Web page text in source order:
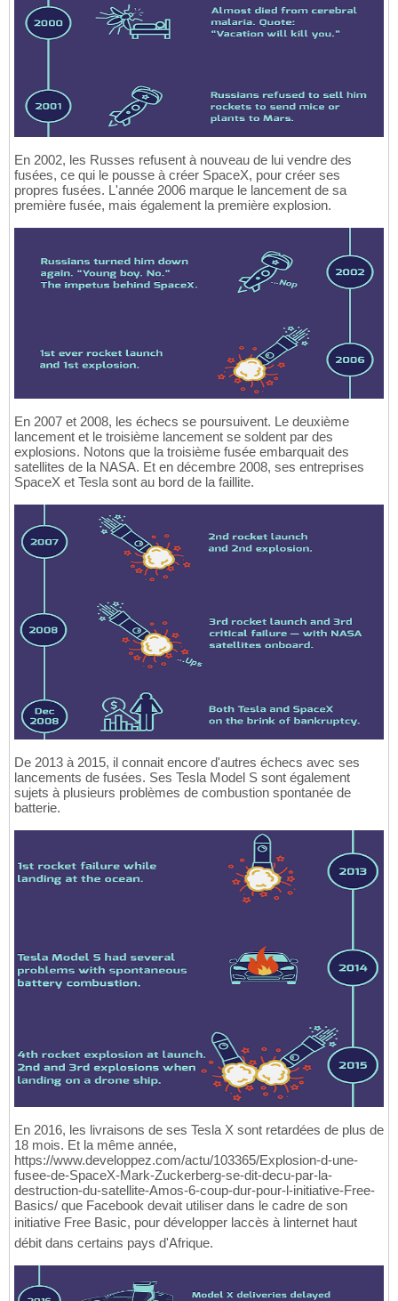
En 2002, les Russes refusent à nouveau de lui vendre des
fusées, ce qui le pousse à créer SpaceX, pour créer ses
propres fusées. L'année 2006 marque le lancement de sa
première fusée, mais également la première explosion.
En 2007 et 2008, les échecs se poursuivent. Le deuxième
lancement et le troisième lancement se soldent par des
explosions. Notons que la troisième fusée embarquait des
satellites de la NASA. Et en décembre 2008, ses entreprises
SpaceX et Tesla sont au bord de la faillite.
De 2013 à 2015, il connait encore d'autres échecs avec ses
lancements de fusées. Ses Tesla Model S sont également
sujets à plusieurs problèmes de combustion spontanée de
batterie.
En 2016, les livraisons de ses Tesla X sont retardées de plus de
18 mois. Et la même année,
https://www.developpez.com/actu/103365/Explosion-d-une-
fusee-de-SpaceX-Mark-Zuckerberg-se-dit-decu-par-la-
destruction-du-satellite-Amos-6-coup-dur-pour-l-initiative-Free-
Basics/ que Facebook devait utiliser dans le cadre de son
initiative Free Basic, pour développer laccès à linternet haut
débit dans certains pays d'Afrique.